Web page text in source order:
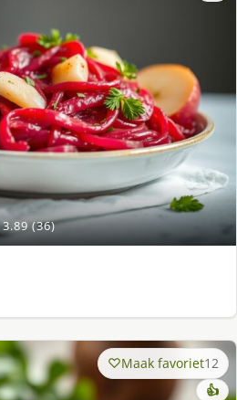
3.89 (36)
Maak favoriet12
👍